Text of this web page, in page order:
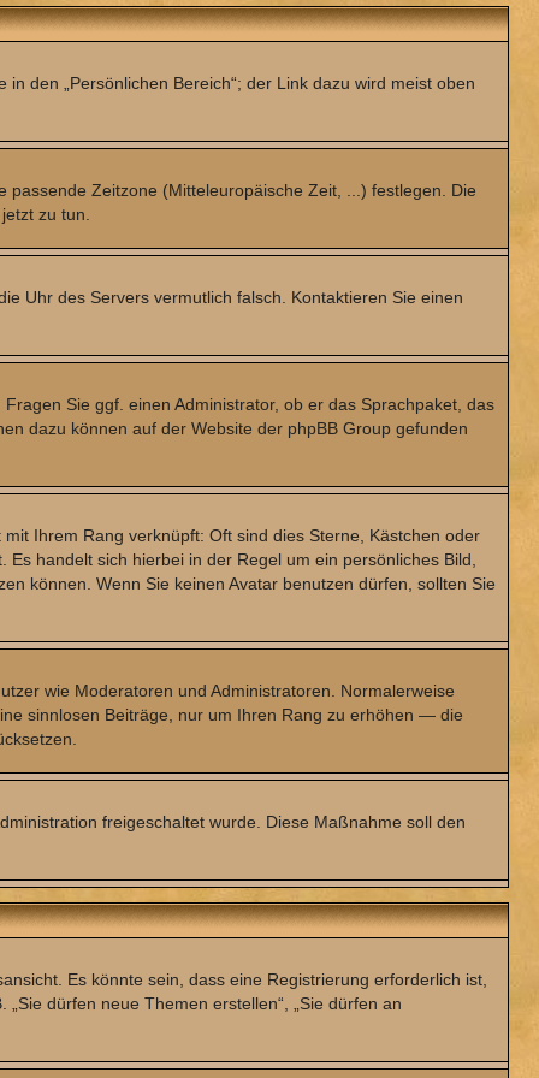
den „Persönlichen Bereich“; der Link dazu wird meist oben
passende Zeitzone (Mitteleuropäische Zeit, ...) festlegen. Die
zu tun.
Uhr des Servers vermutlich falsch. Kontaktieren Sie einen
Sie ggf. einen Administrator, ob er das Sprachpaket, das
dazu können auf der Website der phpBB Group gefunden
Ihrem Rang verknüpft: Oft sind dies Sterne, Kästchen oder
handelt sich hierbei in der Regel um ein persönliches Bild,
können. Wenn Sie keinen Avatar benutzen dürfen, sollten Sie
wie Moderatoren und Administratoren. Normalerweise
sinnlosen Beiträge, nur um Ihren Rang zu erhöhen — die
freigeschaltet wurde. Diese Maßnahme soll den
Es könnte sein, dass eine Registrierung erforderlich ist,
dürfen neue Themen erstellen“, „Sie dürfen an